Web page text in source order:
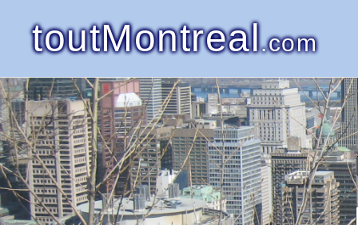
toutMontreal.com